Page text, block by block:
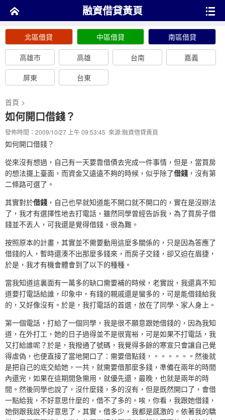
融資借貸黃頁
北區借貸 中區借貸 南區借貸
高雄市 高雄 台南
嘉義
屏東
台東
首頁 >
如何開口借錢？
發佈時間：2009/10/27 上午 09:53:45 來源:融資借貸黃頁
如何開口借錢？
從來沒有想過，自己有一天要靠借債去完成一件事情，但是，當買房
的想法擺上臺面，而資金又遠遠不夠的時候，似乎除了借錢 ，沒有第
二條路可選了。
其實對於借錢 ，自己也早就知道能不開口就不開口的，實在是沒辦法
了，我才有選擇性地去打電話，雖然同學曾經告訴我，為了買房子借
錢並不丟人，可我還是覺得借錢，很為難。
按照原本的計畫，其實並不需要動用這麼多關係的，只是因為答應了
借錢的人，暫時還湊不出那麼多錢來，而房子交錢，卻又迫在眉捷，
於是，我才有機會體會到了以下的種種。
當我知道這裏面有一萬多的缺口需要補的時候，老實說，我還真不知
道要打電話給誰，印象中，有錢的親戚還是蠻多的，可是能借錢給我
的，又好像沒有。於是，我打電話的首選，放在了同學、家人身上。
第一個電話，打給了一個同學，我是很不願意跟她借錢的，因為我知
道，在外打工，她的日子過得並不是很寬裕，可是如果不打電話，我
又打給誰呢？於是，我撥通了號碼，我覺得多餘的寒宣只會讓自己覺
得虛偽，也便直接了當地開口了：需要借點錢，。。。。。。然後就
是把自己的底交給她，一共，就需要借那麼多錢，準備在兩年的時間
內還完，如果在這期間急需用，就優先還，最晚，也就是兩年的時
間。然後同學也說了，沒什麼錢，多的沒有，但是既然開口了，會借
一點給我，不好意思什麼的，借不了多的。唉，你看，我跟她借錢，
她倒跟我說不好意思了，其實，借多少，我都是感激的。依著我的驕